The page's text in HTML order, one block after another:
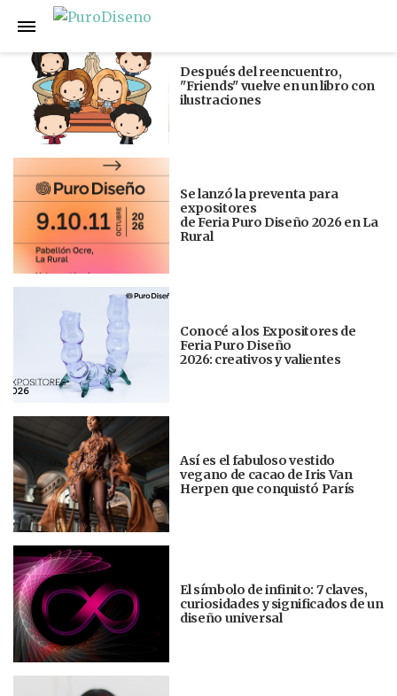
Anterior
Después del reencuentro,
"Friends" vuelve en un libro con
ilustraciones
Se lanzó la preventa para
expositores
de Feria Puro Diseño 2026 en La
Rural
Conocé a los Expositores de
Feria Puro Diseño
2026: creativos y valientes
Así es el fabuloso vestido
vegano de cacao de Iris Van
Herpen que conquistó París
El símbolo de infinito: 7 claves,
curiosidades y significados de un
diseño universal
Siguiente